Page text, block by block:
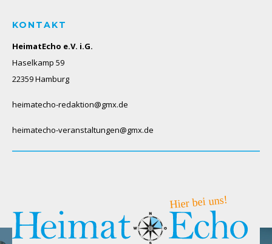
KONTAKT
HeimatEcho e.V. i.G.
Haselkamp 59
22359 Hamburg
heimatecho-redaktion@gmx.de
heimatecho-veranstaltungen@gmx.de